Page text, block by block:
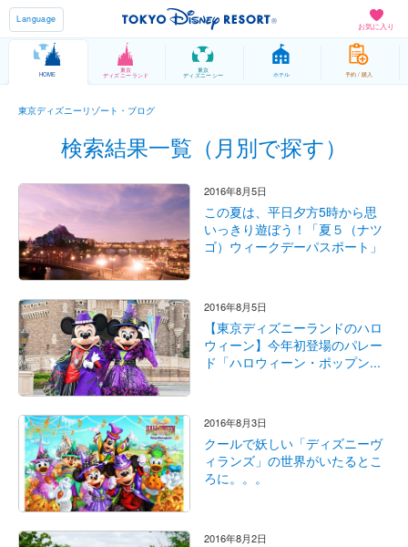
お気に入り
Language
HOME
東京
ディズニーランド
東京
ディズニーシー ホテル 予約 / 購入
東京ディズニーリゾート・ブログ
検索結果一覧（月別で探す）
2016年8月5日
この夏は、平日夕方5時から思
いっきり遊ぼう！「夏５（ナツ
ゴ）ウィークデーパスポート」
2016年8月5日
【東京ディズニーランドのハロ
ウィーン】今年初登場のパレー
ド「ハロウィーン・ポップン...
2016年8月3日
クールで妖しい「ディズニーヴ
ィランズ」の世界がいたるとこ
ろに。。。
2016年8月2日